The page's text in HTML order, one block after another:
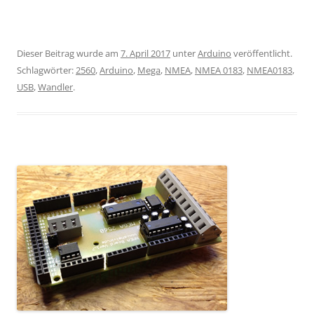
Dieser Beitrag wurde am 7. April 2017 unterArduino veröffentlicht.
Schlagwörter:2560,Arduino, Mega, NMEA, NMEA 0183, NMEA0183,
USB,Wandler.